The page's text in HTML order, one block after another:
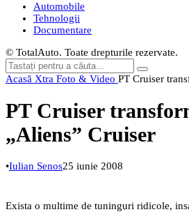
Automobile
Tehnologii
Documentare
© TotalAuto. Toate drepturile rezervate.
Acasă Xtra Foto & Video PT Cruiser
PT Cruiser
„Aliens” Cruiser
•Iulian Senos25 iunie 2008
Exista o multime de tuninguri ridicole,